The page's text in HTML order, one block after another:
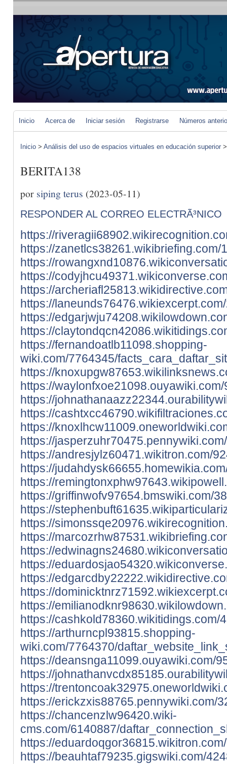
Inicio Acerca de Iniciar sesión Registrarse Números
Inicio > Análisis del uso de espacios virtuales en educación superior
BERITA138
por siping terus (2023-05-11)
RESPONDER AL CORREO ELECTRÃ³NICO
https://
https://
https://
https://
https://
https://
https://
https://
https://fernandoatlb11098.shopping-
wiki.com/7764345/
https://
https://
https://
https://
https://
https://
https://andresjylz60471.wikitron.com/
https://
https://
https://griffinwofv97654.bmswiki.com/
https://
https://
https://
https://
https://
https://
https://
https://
https://
https://arthurncpl93815.shopping-
wiki.com/7764370/
https://deansnga11099.ouyawiki.com/
https://
https://
https://erickzxis88765.pennywiki.com/
https://chancenzlw96420.wiki-
cms.com/6140887/
https://
https://beauhtaf79235.gigswiki.com/